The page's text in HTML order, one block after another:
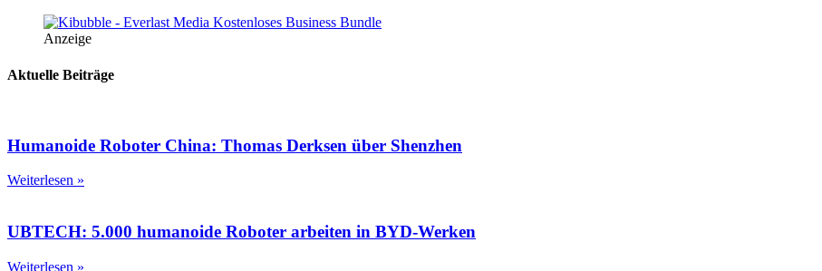
Anzeige
Aktuelle Beiträge
Humanoide Roboter China: Thomas Derksen über Shenzhen
Weiterlesen »
UBTECH: 5.000 humanoide Roboter arbeiten in BYD-Werken
Weiterlesen »